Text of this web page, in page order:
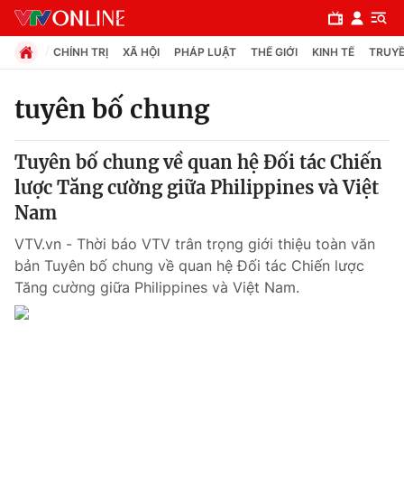
Chuyên mục
Chính trị
Pháp luật
CHÍNH TRỊ XÃ HỘI PHÁP LUẬT THẾ GIỚI KINH TẾ
tuyên bố chung
Tuyên bố chung về quan hệ Đối tác Chiến
lược Tăng cường giữa Philippines và Việt
Nam
VTV.vn - Thời báo VTV trân trọng giới thiệu toàn văn
bản Tuyên bố chung về quan hệ Đối tác Chiến lược
Tăng cường giữa Philippines và Việt Nam.